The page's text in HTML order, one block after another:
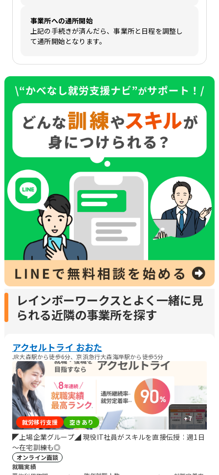
事業所への通所開始
上記の手続きが済んだら、事業所と日程を調整し
て通所開始となります。
レインボーワークスとよく一緒に見
られる近隣の事業所を探す
アクセルトライ おおた
JR大森駅から徒歩6分、京浜急行大森海岸駅から徒歩5分
+7
就労移行支援 空きあり
◤上場企業グループ◢ 現役IT社員がスキルを直接伝授╎週1日
～在宅訓練も◎
オンライン面談
就職実績